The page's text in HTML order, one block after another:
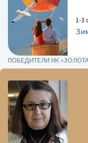
1-3
ПОБЕДИТЕЛИ НК